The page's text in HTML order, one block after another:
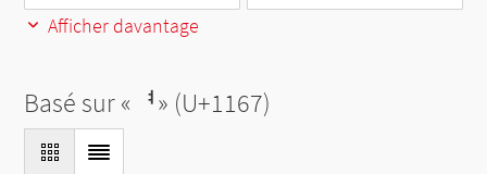
Afficher davantage
Basé sur « ᅧ» (U+1167)